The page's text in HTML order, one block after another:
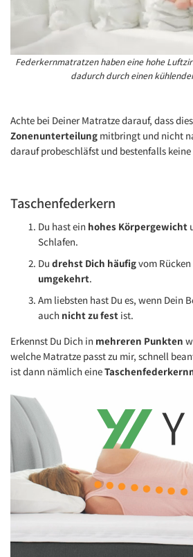
Federkernmatratzen haben eine hohe
dadurch durch einen
Achte bei Deiner Matratze darauf, dass
Zonenunterteilung mitbringt und nicht
darauf probeschläfst und bestenfalls
Taschenfederkern
Du hast ein hohes Körpergewicht
Schlafen.
Dudrehst Dich häufigvom
umgekehrt.
Am liebsten hast Du es, wenn Dein
auch nicht zu fest ist.
Erkennst Du Dich in mehreren Punkten
welche Matratze passt zu mir, schnell
ist dann nämlich eine